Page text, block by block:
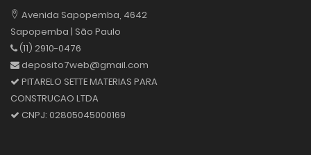
Avenida Sapopemba, 4642
Sapopemba | São Paulo
(11) 2910-0476
deposito7web@gmail.com
PITARELO SETTE MATERIAS PARA
CONSTRUCAO LTDA
CNPJ: 02805045000169